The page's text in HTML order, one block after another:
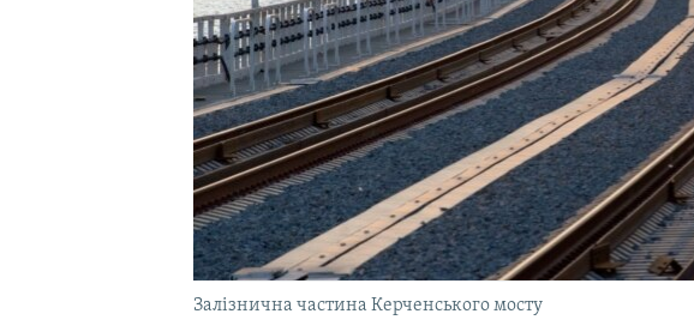
Залізнична частина Керченського мосту